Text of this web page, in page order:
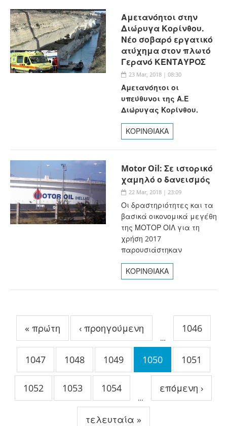
Αμετανόητοι στην
Διώρυγα Κορίνθου.
Νέο σοβαρό εργατικό
ατύχημα στον πλωτό
Γερανό ΚΕΝΤΑΥΡΟΣ
23 Mar, 2018 | 08:30
Αμετανόητοι οι
υπεύθυνοι της Α.Ε
Διώρυγας Κορίνθου.
ΚΟΡΙΝΘΙΑΚΑ
Motor Oil: Σε ιστορικό
χαμηλό ο δανεισμός
22 Mar, 2018 | 23:09
Οι δραστηριότητες και τα
βασικά οικονομικά μεγέθη
της ΜΟΤΟΡ ΟΙΛ για τη
χρήση 2017
παρουσιάστηκαν
ΚΟΡΙΝΘΙΑΚΑ
« πρώτη ‹ προηγούμενη
…
1046
1047 1048 1049 1050 1051
1052 1053 1054
…
επόμενη ›
τελευταία »